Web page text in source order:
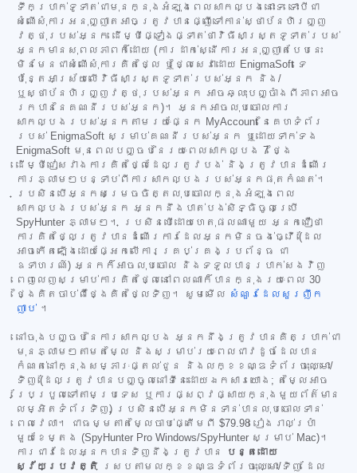
ទឹកប្រាក់ទូទាត់ជាមុនក្នុងអំឡុងពេលសាកល្បងនោះទេ ទោះបីជា
សំណើសុំការអនុញ្ញាតអាចត្រូវបានផ្ញើទៅកាន់ស្ថាប័នហិរញ្ញ
វត្ថុរបស់អ្នក ដើម្បីផ្ទៀងផ្ទាត់ថាវិធីសាស្ត្រទូទាត់របស់
អ្នកមានសុពលភាពក៏ដោយ (ការដាក់ស្នើការអនុញ្ញាតបែបនេះ
មិនមែនជាសំណើសុំការគិតថ្លៃ ឬថ្លៃសេវាដោយ EnigmaSoft ទេ
ប៉ុន្តែអាស្រ័យលើវិធីសាស្ត្រទូទាត់របស់អ្នក និង/
ឬស្ថាប័នហិរញ្ញវត្ថុរបស់អ្នក អាចឆ្លុះបញ្ចាំងពីភាពអាច
រកបាននៃគណនីរបស់អ្នក)។ អ្នកអាចលុបចោលការ
សាកល្បងរបស់អ្នកតាមរយៈផ្នែក MyAccount នៃគេហទំព័រ
របស់ EnigmaSoft សម្រាប់គណនីរបស់អ្នក ឬដោយទាក់ទង
EnigmaSoft មុនពេលបញ្ចប់នៃរយៈពេលសាកល្បង 7 ថ្ងៃ
ដើម្បីជៀសវាងការគិតថ្លៃដែលត្រូវបង់ និងត្រូវបានដំណើរ
ការភ្លាមៗបន្ទាប់ពីការសាកល្បងរបស់អ្នកផុតកំណត់។
ប្រសិនបើអ្នកសម្រេចចិត្តលុបចោលក្នុងអំឡុងពេល
សាកល្បងរបស់អ្នក អ្នកនឹងបាត់បង់សិទ្ធិចូលប្រើ
SpyHunter ភ្លាមៗ។ ប្រសិនបើដោយហេតុផលណាមួយ អ្នកជឿថា
ការគិតថ្លៃត្រូវបានដំណើរការដែលអ្នកមិនចង់ធ្វើ (ដែល
អាចកើតឡើងដោយផ្អែកលើការគ្រប់គ្រងប្រព័ន្ធ ជា
ឧទាហរណ៍) អ្នកក៏អាចលុបចោល និងទទួលបានប្រាក់សងវិញ
ពេញលេញសម្រាប់ការគិតថ្លៃនៅពេលណាក៏បានក្នុងរយៈពេល 30
ថ្ងៃគិតចាប់ពីថ្ងៃគិតថ្លៃទិញ។ សូមមើល សំណួរដែលសួរញឹក
ញាប់ ។
នៅចុងបញ្ចប់នៃការសាកល្បង អ្នកនឹងត្រូវបានគិតប្រាក់ជា
មុនភ្លាមៗតាមតម្លៃ និងសម្រាប់រយៈពេលជាវដូចដែលបាន
កំណត់នៅក្នុងសម្ភារៈផ្តល់ជូន និងលក្ខខណ្ឌទំព័រចុះឈ្មោះ/
ទិញ (ដែលត្រូវបានបញ្ចូលនៅទីនេះដោយឯកសារយោង; តម្លៃអាច
ប្រែប្រួលទៅតាមប្រទេស ឬការផ្សព្វផ្សាយក្នុងមួយព័ត៌មាន
លម្អិតទំព័រទិញ) ប្រសិនបើអ្នកមិនទាន់បានលុបចោលទាន់
ពេលវេលា។ ជាធម្មតាតម្លៃចាប់ផ្តើមពី $79.98 រៀងរាល់ប្រាំ
មួយខែម្តង (SpyHunter Pro Windows/SpyHunter សម្រាប់ Mac)។
ការជាវដែលអ្នកបានទិញនឹងត្រូវបាន
បន្តដោយ
ស្វ័យប្រវត្តិ ស្របតាមលក្ខខណ្ឌទំព័រចុះឈ្មោះ/ទិញ ដែល